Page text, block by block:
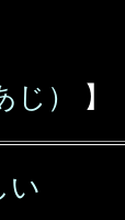
じ） 】
い